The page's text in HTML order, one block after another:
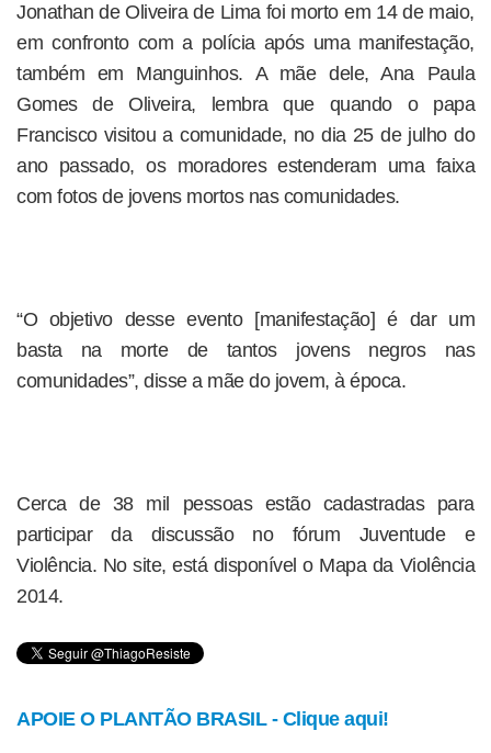
Jonathan de Oliveira de Lima foi morto em 14 de maio,
em confronto com a polícia após uma manifestação,
também em Manguinhos. A mãe dele, Ana Paula
Gomes de Oliveira, lembra que quando o papa
Francisco visitou a comunidade, no dia 25 de julho do
ano passado, os moradores estenderam uma faixa
com fotos de jovens mortos nas comunidades.
“O objetivo desse evento [manifestação] é dar um
basta na morte de tantos jovens negros nas
comunidades”, disse a mãe do jovem, à época.
Cerca de 38 mil pessoas estão cadastradas para
participar da discussão no fórum Juventude e
Violência. No site, está disponível o Mapa da Violência
2014.
APOIE O PLANTÃO BRASIL - Clique aqui!